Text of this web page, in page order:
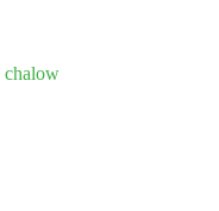
chalow